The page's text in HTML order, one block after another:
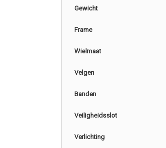
Gewicht
Frame
Wielmaat
Velgen
Banden
Veiligheidsslot
Verlichting